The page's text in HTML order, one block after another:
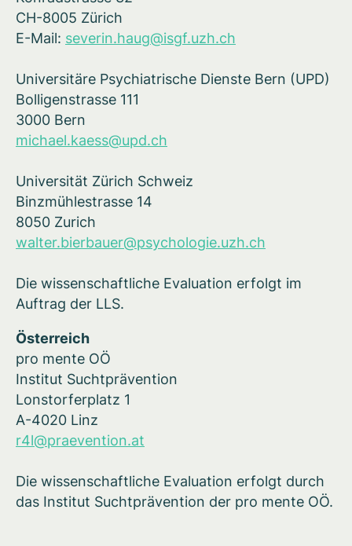
CH-8005 Zürich
E-Mail: severin.haug@isgf.uzh.ch
Universitäre Psychiatrische Dienste Bern (UPD)
Bolligenstrasse 111
3000 Bern
michael.kaess@upd.ch
Universität Zürich Schweiz
Binzmühlestrasse 14
8050 Zurich
walter.bierbauer@psychologie.uzh.ch
Die wissenschaftliche Evaluation erfolgt im
Auftrag der LLS.
Österreich
pro mente OÖ
Institut Suchtprävention
Lonstorferplatz 1
A-4020 Linz
r4l@praevention.at
Die wissenschaftliche Evaluation erfolgt durch
das Institut Suchtprävention der pro mente OÖ.